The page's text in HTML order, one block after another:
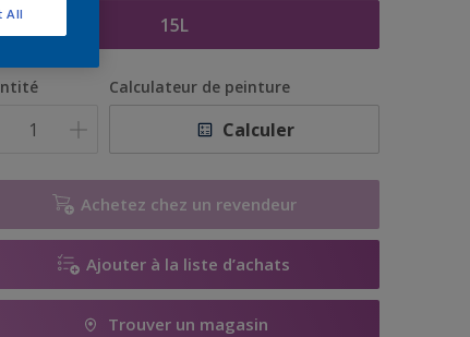
15L
Calculateur de peinture
Calculer
Achetez chez un revendeur
Ajouter à la liste d’achats
Trouver un magasin
All